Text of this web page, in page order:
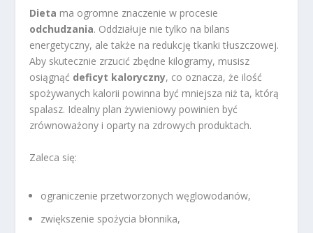
Dieta ma ogromne znaczenie w procesie
odchudzania. Oddziałuje nie tylko na bilans
energetyczny, ale także na redukcję tkanki tłuszczowej.
Aby skutecznie zrzucić zbędne kilogramy, musisz
osiągnąć deficyt kaloryczny, co oznacza, że ilość
spożywanych kalorii powinna być mniejsza niż ta, którą
spalasz. Idealny plan żywieniowy powinien być
zrównoważony i oparty na zdrowych produktach.
Zaleca się:
ograniczenie przetworzonych węglowodanów,
zwiększenie spożycia błonnika,